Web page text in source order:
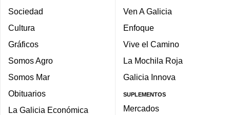
Sociedad
Cultura
Gráficos
Somos Agro
Somos Mar
Obituarios
La Galicia Económica
Ven A Galicia
Enfoque
Vive el Camino
La Mochila Roja
Galicia Innova
SUPLEMENTOS
Mercados